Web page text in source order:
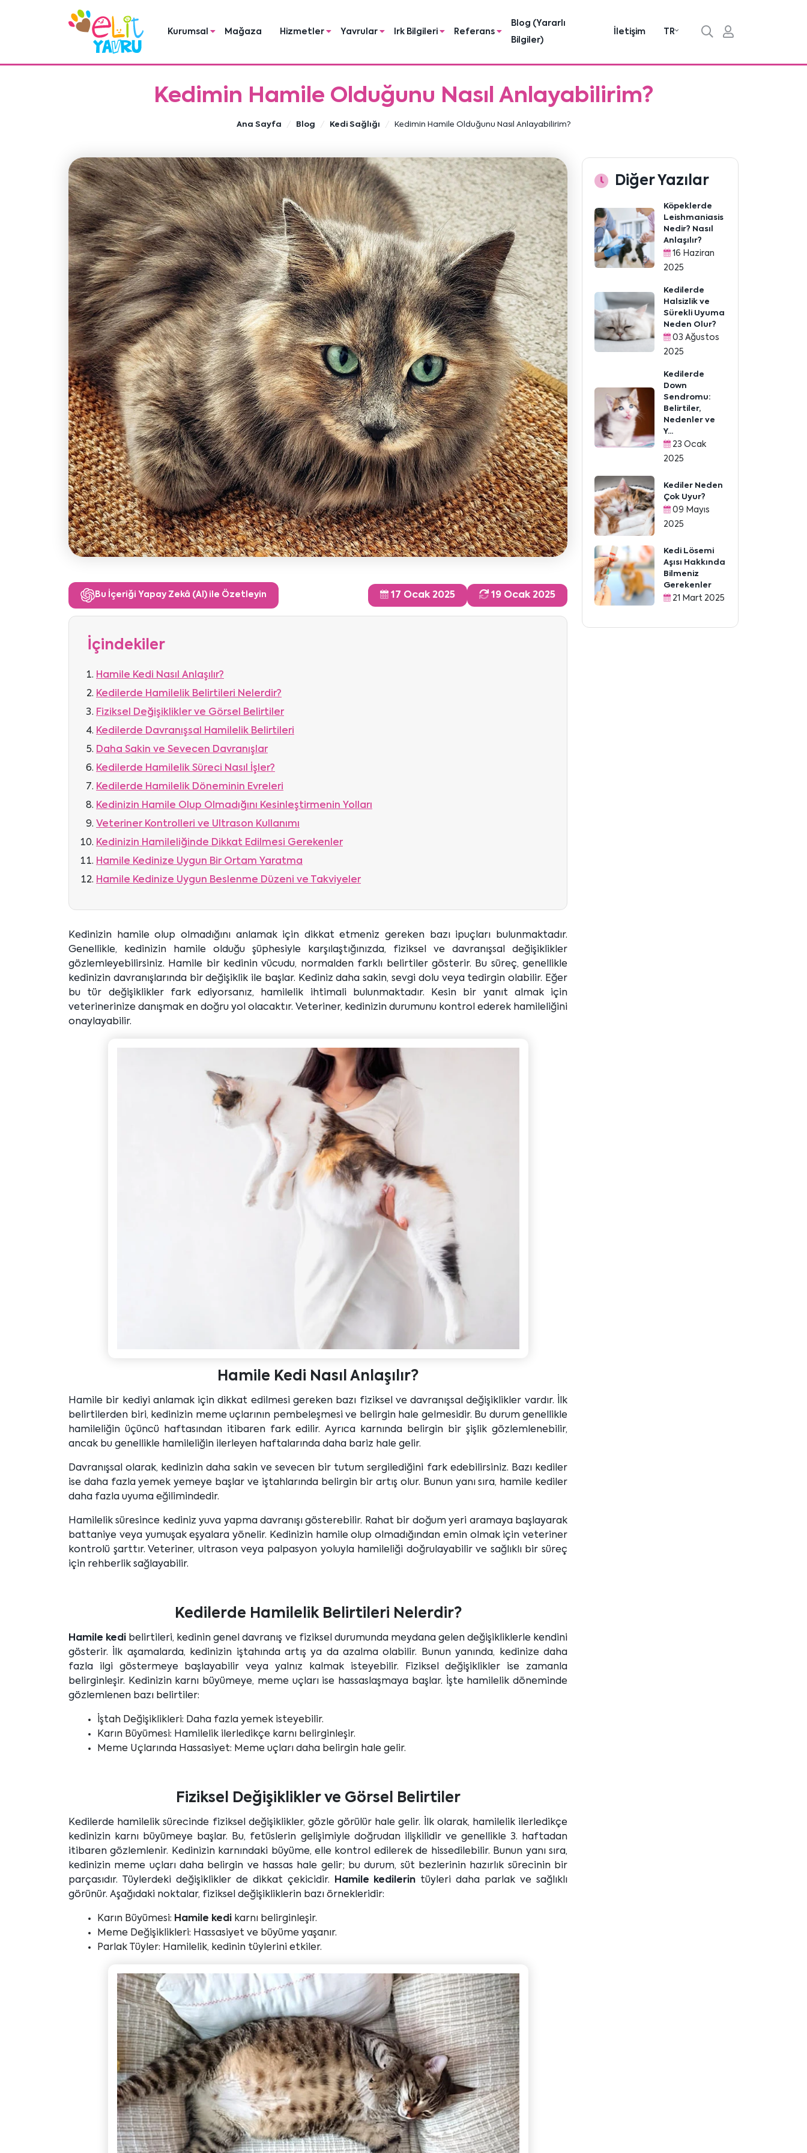
Kurumsal Mağaza Hizmetler Yavrular Irk Bilgileri Referans
Blog (Yararlı
Bilgiler)
İletişim TR
Kedimin Hamile Olduğunu Nasıl Anlayabilirim?
Ana Sayfa Blog Kedi Sağlığı Kedimin Hamile Olduğunu Nasıl Anlayabilirim?
Bu İçeriği Yapay Zekâ (AI) ile Özetleyin 17 Ocak 2025 19 Ocak 2025
İçindekiler
Hamile Kedi Nasıl Anlaşılır?
Kedilerde Hamilelik Belirtileri Nelerdir?
Fiziksel Değişiklikler ve Görsel Belirtiler
Kedilerde Davranışsal Hamilelik Belirtileri
Daha Sakin ve Sevecen Davranışlar
Kedilerde Hamilelik Süreci Nasıl İşler?
Kedilerde Hamilelik Döneminin Evreleri
Kedinizin Hamile Olup Olmadığını Kesinleştirmenin Yolları
Veteriner Kontrolleri ve Ultrason Kullanımı
Kedinizin Hamileliğinde Dikkat Edilmesi Gerekenler
Hamile Kedinize Uygun Bir Ortam Yaratma
Hamile Kedinize Uygun Beslenme Düzeni ve Takviyeler
Kedinizin hamile olup olmadığını anlamak için dikkat etmeniz gereken bazı ipuçları bulunmaktadır.
Genellikle, kedinizin hamile olduğu şüphesiyle karşılaştığınızda, fiziksel ve davranışsal değişiklikler
gözlemleyebilirsiniz. Hamile bir kedinin vücudu, normalden farklı belirtiler gösterir. Bu süreç, genellikle
kedinizin davranışlarında bir değişiklik ile başlar. Kediniz daha sakin, sevgi dolu veya tedirgin olabilir. Eğer
bu tür değişiklikler fark ediyorsanız, hamilelik ihtimali bulunmaktadır. Kesin bir yanıt almak için
veterinerinize danışmak en doğru yol olacaktır. Veteriner, kedinizin durumunu kontrol ederek hamileliğini
onaylayabilir.
Hamile Kedi Nasıl Anlaşılır?
Hamile bir kediyi anlamak için dikkat edilmesi gereken bazı fiziksel ve davranışsal değişiklikler vardır. İlk
belirtilerden biri, kedinizin meme uçlarının pembeleşmesi ve belirgin hale gelmesidir. Bu durum genellikle
hamileliğin üçüncü haftasından itibaren fark edilir. Ayrıca karnında belirgin bir şişlik gözlemlenebilir,
ancak bu genellikle hamileliğin ilerleyen haftalarında daha bariz hale gelir.
Davranışsal olarak, kedinizin daha sakin ve sevecen bir tutum sergilediğini fark edebilirsiniz. Bazı kediler
ise daha fazla yemek yemeye başlar ve iştahlarında belirgin bir artış olur. Bunun yanı sıra, hamile kediler
daha fazla uyuma eğilimindedir.
Hamilelik süresince kediniz yuva yapma davranışı gösterebilir. Rahat bir doğum yeri aramaya başlayarak
battaniye veya yumuşak eşyalara yönelir. Kedinizin hamile olup olmadığından emin olmak için veteriner
kontrolü şarttır. Veteriner, ultrason veya palpasyon yoluyla hamileliği doğrulayabilir ve sağlıklı bir süreç
için rehberlik sağlayabilir.
Kedilerde Hamilelik Belirtileri Nelerdir?
Hamile kedi belirtileri, kedinin genel davranış ve fiziksel durumunda meydana gelen değişikliklerle kendini
gösterir. İlk aşamalarda, kedinizin iştahında artış ya da azalma olabilir. Bunun yanında, kedinize daha
fazla ilgi göstermeye başlayabilir veya yalnız kalmak isteyebilir. Fiziksel değişiklikler ise zamanla
belirginleşir. Kedinizin karnı büyümeye, meme uçları ise hassaslaşmaya başlar. İşte hamilelik döneminde
gözlemlenen bazı belirtiler:
İştah Değişiklikleri: Daha fazla yemek isteyebilir.
Karın Büyümesi: Hamilelik ilerledikçe karnı belirginleşir.
Meme Uçlarında Hassasiyet: Meme uçları daha belirgin hale gelir.
Fiziksel Değişiklikler ve Görsel Belirtiler
Kedilerde hamilelik sürecinde fiziksel değişiklikler, gözle görülür hale gelir. İlk olarak, hamilelik ilerledikçe
kedinizin karnı büyümeye başlar. Bu, fetüslerin gelişimiyle doğrudan ilişkilidir ve genellikle 3. haftadan
itibaren gözlemlenir. Kedinizin karnındaki büyüme, elle kontrol edilerek de hissedilebilir. Bunun yanı sıra,
kedinizin meme uçları daha belirgin ve hassas hale gelir; bu durum, süt bezlerinin hazırlık sürecinin bir
parçasıdır. Tüylerdeki değişiklikler de dikkat çekicidir. Hamile kedilerin tüyleri daha parlak ve sağlıklı
görünür. Aşağıdaki noktalar, fiziksel değişikliklerin bazı örnekleridir:
Karın Büyümesi: Hamile kedi karnı belirginleşir.
Meme Değişiklikleri: Hassasiyet ve büyüme yaşanır.
Parlak Tüyler: Hamilelik, kedinin tüylerini etkiler.
Diğer Yazılar
Köpeklerde
Leishmaniasis
Nedir? Nasıl
Anlaşılır?
16 Haziran
2025
Kedilerde
Halsizlik ve
Sürekli Uyuma
Neden Olur?
03 Ağustos
2025
Kedilerde
Down
Sendromu:
Belirtiler,
Nedenler ve
Y...
23 Ocak
2025
Kediler Neden
Çok Uyur?
09 Mayıs
2025
Kedi Lösemi
Aşısı Hakkında
Bilmeniz
Gerekenler
21 Mart 2025